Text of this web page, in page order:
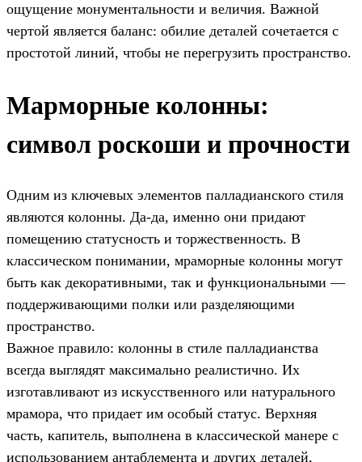
ощущение монументальности и величия. Важной
чертой является баланс: обилие деталей сочетается с
простотой линий, чтобы не перегрузить пространство.
Марморные колонны:
символ роскоши и прочности
Одним из ключевых элементов палладианского стиля
являются колонны. Да-да, именно они придают
помещению статусность и торжественность. В
классическом понимании, мраморные колонны могут
быть как декоративными, так и функциональными —
поддерживающими полки или разделяющими
пространство.
Важное правило: колонны в стиле палладианства
всегда выглядят максимально реалистично. Их
изготавливают из искусственного или натурального
мрамора, что придает им особый статус. Верхняя
часть, капитель, выполнена в классической манере с
использованием антаблемента и других деталей,